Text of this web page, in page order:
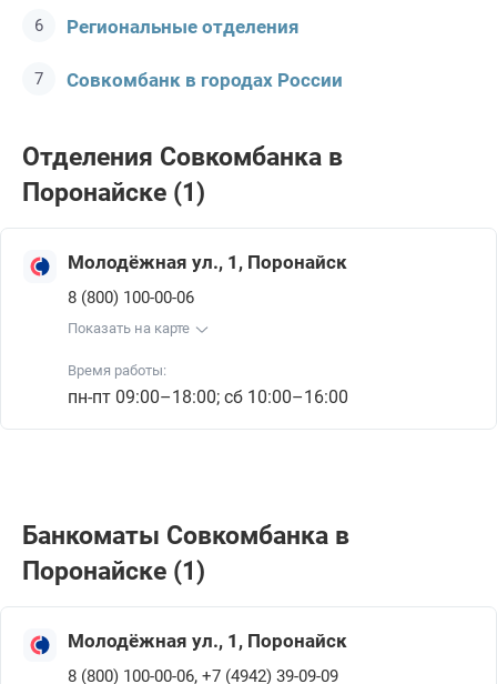
Региональные отделения
Совкомбанк в городах России
Отделения Совкомбанкa в
Поронайске (1)
Молодёжная ул., 1, Поронайск
8 (800) 100-00-06
Показать на карте
Время работы:
пн-пт 09:00–18:00; сб 10:00–16:00
Банкоматы Совкомбанкa в
Поронайске (1)
Молодёжная ул., 1, Поронайск
8 (800) 100-00-06, +7 (4942) 39-09-09